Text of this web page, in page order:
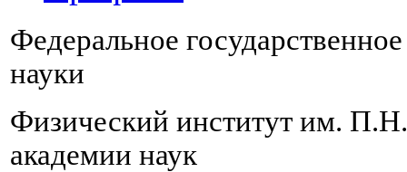
Федеральное
науки
Физический институт им.
академии наук